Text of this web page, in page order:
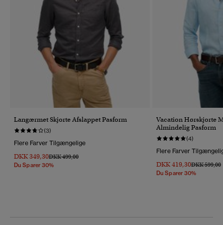
Langærmet Skjorte Afslappet Pasform
(3)
Flere Farver Tilgængelige
DKK 349,30Pris Nedsat Fra
DKK 499,00Til
Du Sparer 30%
Vacation Hørskjorte
Almindelig Pasform
(4)
Flere Farver
DKK 419,30Pris Nedsat
DKK 599,00
Du Sparer 30%